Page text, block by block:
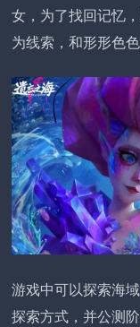
女，为了找回记忆
为线索，和形形色
游戏中可以探索海
探索方式，并公测